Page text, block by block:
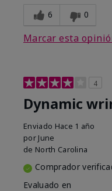
6 0
Marcar esta
4
Dynamic
Enviado Hace 1 año
por June
de North Carolina
Comprador
Evaluado en